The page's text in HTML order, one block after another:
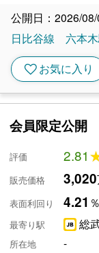
公開日：2026/
日比谷線
六本
favoriteお気に入り
会員限定公開
評価 2.81
販売価格 3,020
表面利回り 4.21 ％
最寄り駅 総
所在地 -